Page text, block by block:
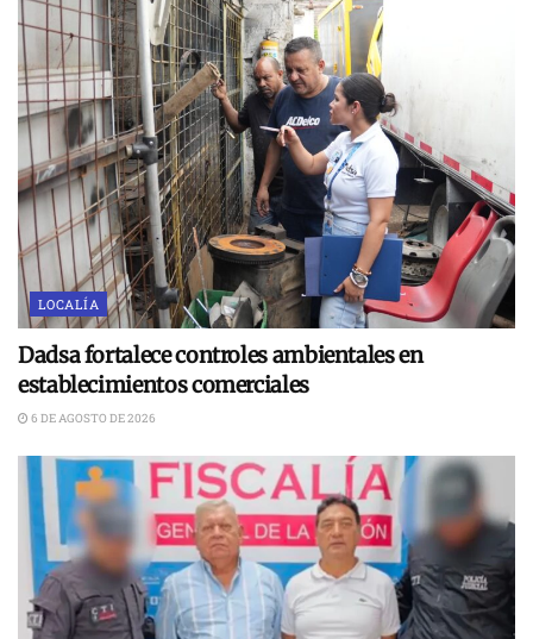
LOCALÍA
Dadsa fortalece controles ambientales en
establecimientos comerciales
6 DE AGOSTO DE 2026